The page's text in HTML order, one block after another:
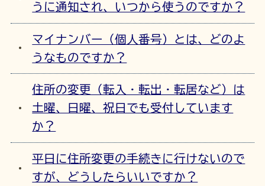
うに通知され、いつから使うのですか？
マイナンバー（個人番号）とは、どのよ
うなものですか？
住所の変更（転入・転出・転居など）は
土曜、日曜、祝日でも受付しています
か？
平日に住所変更の手続きに行けないので
すが、どうしたらいいですか？